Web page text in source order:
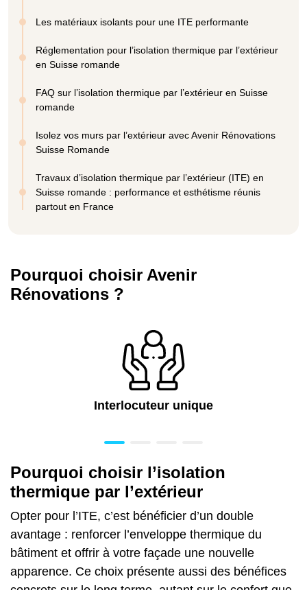
Les matériaux isolants pour une ITE performante
Réglementation pour l’isolation thermique par l’extérieur
en Suisse romande
FAQ sur l’isolation thermique par l’extérieur en Suisse
romande
Isolez vos murs par l’extérieur avec Avenir Rénovations
Suisse Romande
Travaux d’isolation thermique par l’extérieur (ITE) en
Suisse romande : performance et esthétisme réunis
partout en France
Pourquoi choisir Avenir
Rénovations ?
Interlocuteur unique
Pourquoi choisir l’isolation
thermique par l’extérieur
Opter pour l’ITE, c’est bénéficier d’un double
avantage : renforcer l’enveloppe thermique du
bâtiment et offrir à votre façade une nouvelle
apparence. Ce choix présente aussi des bénéfices